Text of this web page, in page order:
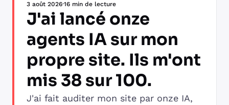
3 août 2026·16 min de lecture
J'ai lancé onze
agents IA sur mon
propre site. Ils m'ont
mis 38 sur 100.
J'ai fait auditer mon site par onze IA,